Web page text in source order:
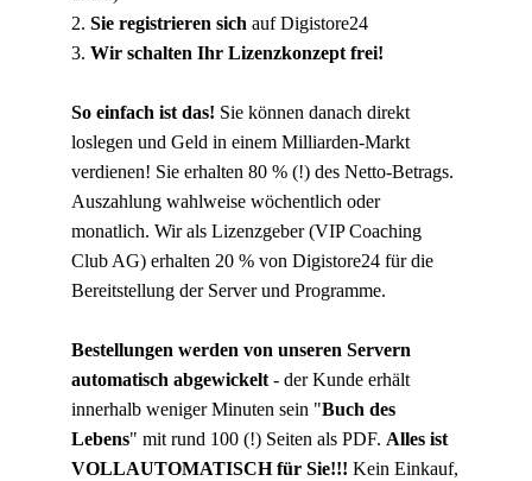
2. Sie registrieren sich auf Digistore24
3. Wir schalten Ihr Lizenzkonzept frei!
So einfach ist das! Sie können danach direkt
loslegen und Geld in einem Milliarden-Markt
verdienen! Sie erhalten 80 % (!) des Netto-Betrags.
Auszahlung wahlweise wöchentlich oder
monatlich. Wir als Lizenzgeber (VIP Coaching
Club AG) erhalten 20 % von Digistore24 für die
Bereitstellung der Server und Programme.
Bestellungen werden von unseren Servern
automatisch abgewickelt- der Kunde erhält
innerhalb weniger Minuten sein "Buch des
Lebens" mit rund 100 (!) Seiten als PDF. Alles ist
VOLLAUTOMATISCH für Sie!!! Kein Einkauf,